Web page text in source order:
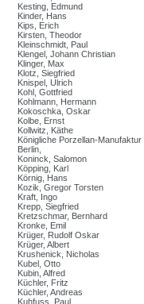
Kesting, Edmund
Kinder, Hans
Kips, Erich
Kirsten, Theodor
Kleinschmidt, Paul
Klengel, Johann Christian
Klinger, Max
Klotz, Siegfried
Knispel, Ulrich
Kohl, Gottfried
Kohlmann, Hermann
Kokoschka, Oskar
Kolbe, Ernst
Kollwitz, Käthe
Königliche Porzellan-Manufaktur
Berlin,
Koninck, Salomon
Köpping, Karl
Körnig, Hans
Kozik, Gregor Torsten
Kraft, Ingo
Krepp, Siegfried
Kretzschmar, Bernhard
Kronke, Emil
Krüger, Rudolf Oskar
Krüger, Albert
Krushenick, Nicholas
Kubel, Otto
Kubin, Alfred
Küchler, Fritz
Küchler, Andreas
Kuhfuss, Paul